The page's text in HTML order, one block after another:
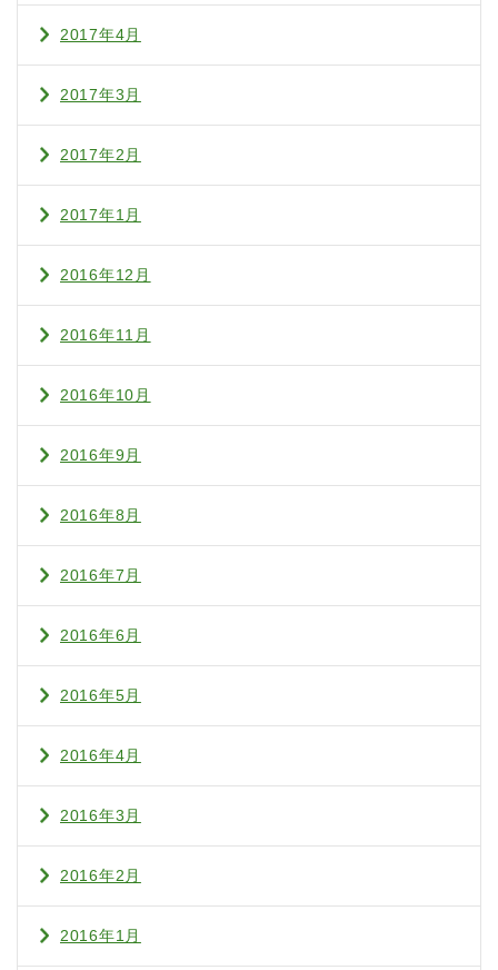
2017年4月
2017年3月
2017年2月
2017年1月
2016年12月
2016年11月
2016年10月
2016年9月
2016年8月
2016年7月
2016年6月
2016年5月
2016年4月
2016年3月
2016年2月
2016年1月